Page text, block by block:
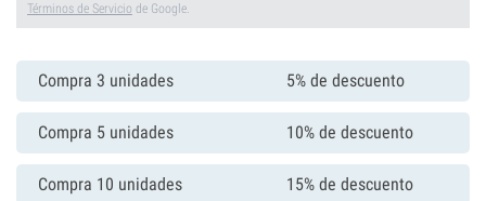
Términos de Servicio de Google.
Compra 3 unidades 5% de descuento
Compra 5 unidades 10% de descuento
Compra 10 unidades 15% de descuento